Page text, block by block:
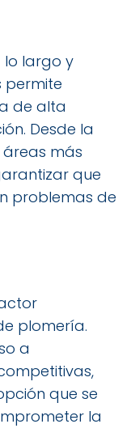
lo largo y
permite
de alta
Desde la
más
que
problemas de
plomería.
a
que se
la